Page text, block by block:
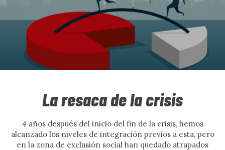
La resaca de la crisis
4 años después del inicio del fin de la crisis, hemos
alcanzado los niveles de integración previos a esta, pero
en la zona de exclusión social han quedado atrapados